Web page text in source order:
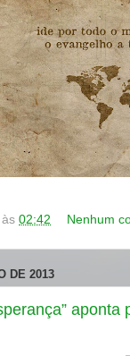
às 02:42 Nenhum
DE 2013